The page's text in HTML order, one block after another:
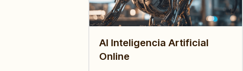
AI Inteligencia Artificial
Online